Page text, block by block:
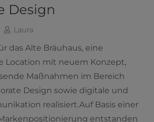
Design
Laura
das Alte Bräuhaus, eine
Location mit neuem Konzept,
Maßnahmen im Bereich
Design sowie digitale und
realisiert.Auf Basis einer
entstanden